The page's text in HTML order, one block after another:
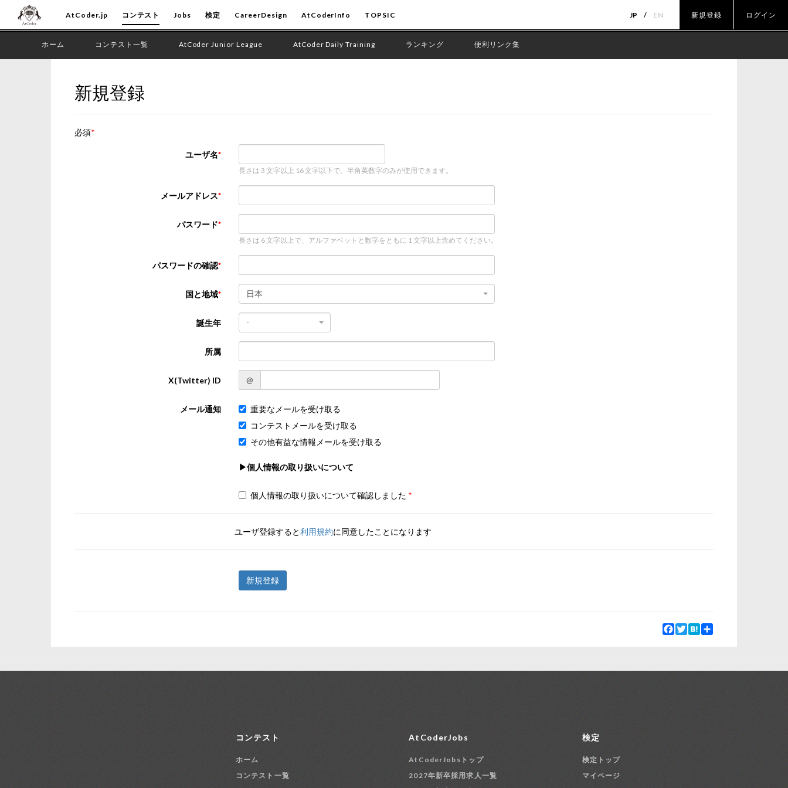
AtCoder.jp コンテスト Jobs 検定 CareerDesign AtCoderInfo TOPSIC JP EN 新規登録 ログイン
ホーム コンテスト一覧 AtCoder Junior League AtCoder Daily Training ランキング 便利リンク集
新規登録
必須
ユーザ名
長さは 3 文字以上 16 文字以下で、半角英数字のみが使用できます。
メールアドレス
パスワード
長さは 6 文字以上で、アルファベットと数字をともに 1 文字以上含めてください。
パスワードの確認
国と地域 日本
誕生年 -
所属
X(Twitter) ID @
メール通知
重要なメールを受け取る
コンテストメールを受け取る
その他有益な情報メールを受け取る
▶個人情報の取り扱いについて
個人情報の取り扱いについて確認しました
ユーザ登録すると利用規約に同意したことになります
新規登録
Facebook
Twitter
Hatena
コンテスト
ホーム
コンテスト一覧
AtCoderJobs
AtCoderJobsトップ
2027年新卒採用求人一覧
検定
検定トップ
マイページ